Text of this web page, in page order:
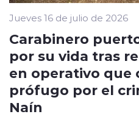
Jueves 16 de julio de 2026
Carabinero
por su vida tras
en operativo
prófugo por el
Naín